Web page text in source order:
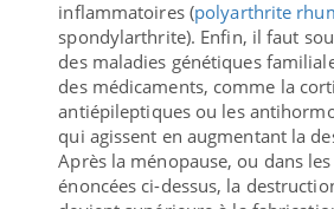
inflammatoires (polyarthrite
spondylarthrite). Enfin, il faut
des maladies génétiques
des médicaments, comme la
antiépileptiques ou les
qui agissent en augmentant la
Après la ménopause, ou dans
énoncées ci-dessus, la